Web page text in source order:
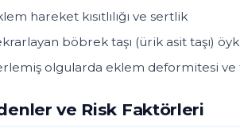
hareket kısıtlılığı ve sertlik
böbrek taşı (ürik asit taşı)
olgularda eklem deformitesi ve
ve Risk Faktörleri